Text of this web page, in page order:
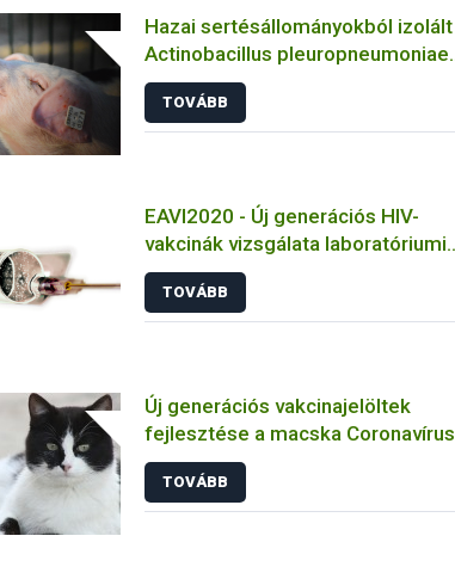
Hazai sertésállományokból izolált
Actinobacillus pleuropneumoniae
törzsek jellemzése
TOVÁBB
EAVI2020 - Új generációs HIV-
vakcinák vizsgálata laboratóriumi
állatokon
TOVÁBB
Új generációs vakcinajelöltek
fejlesztése a macska Coronavírus
fertőzése ellen
TOVÁBB